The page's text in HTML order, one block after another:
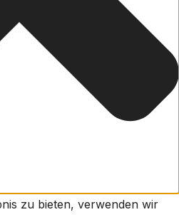
zu bieten, verwenden wir